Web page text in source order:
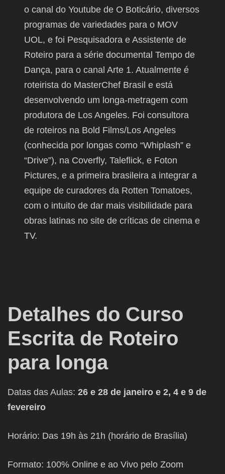
o canal do Youtube de O Boticário, diversos
programas de variedades para o MOV
UOL, e foi Pesquisadora e Assistente de
Roteiro para a série documental Tempo de
Dança, para o canal Arte 1. Atualmente é
roteirista do MasterChef Brasil e está
desenvolvendo um longa-metragem com
produtora de Los Angeles. Foi consultora
de roteiros na Bold Films/Los Angeles
(conhecida por longas como “Whiplash” e
“Drive”), na Coverfly, Taleflick, e Foton
Pictures, e a primeira brasileira a integrar a
equipe de curadores da Rotten Tomatoes,
com o intuito de dar mais visibilidade para
obras latinas no site de críticas de cinema e
TV.
Detalhes do Curso
Escrita de Roteiro
para longa
Datas das Aulas: 26 e 28 de janeiro e 2, 4 e 9 de
fevereiro
Horário: Das 19h às 21h (horário de Brasília)
Formato: 100% Online e ao Vivo pelo Zoom